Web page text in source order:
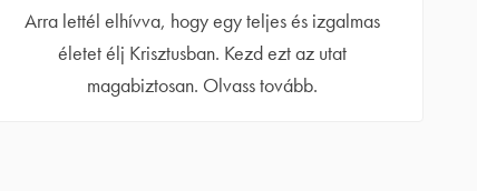
Arra lettél elhívva, hogy egy teljes és izgalmas
életet élj Krisztusban. Kezd ezt az utat
magabiztosan. Olvass tovább.